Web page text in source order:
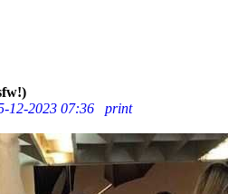
12-2023 07:36
print